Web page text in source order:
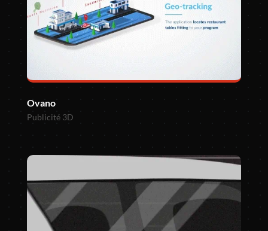
Ovano
Publicité 3D